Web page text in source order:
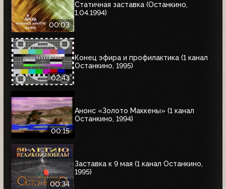
00:03
Статичная заставка (Останкино,
1.04.1994)
02:43
Конец эфира и профилактика (1 канал
Останкино, 1995)
00:15
Анонс «Золото Маккены» (1 канал
Останкино, 1994)
00:34
Заставка к 9 мая (1 канал Останкино,
1995)